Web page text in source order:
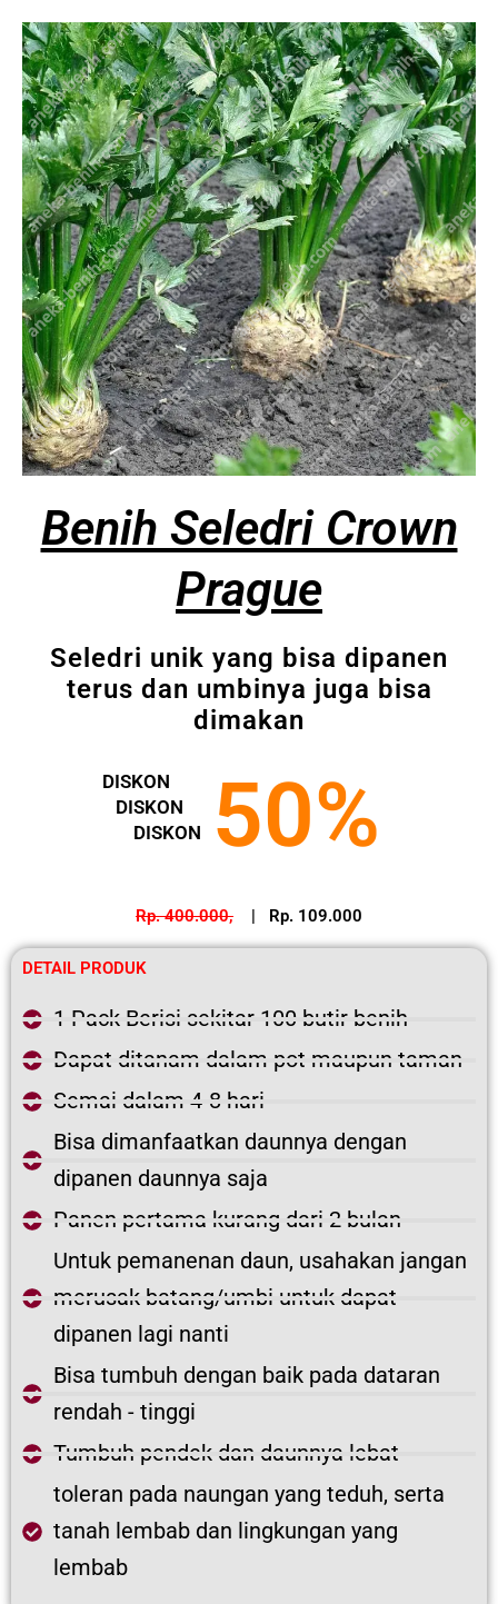
Benih Seledri Crown
Prague
Seledri unik yang bisa dipanen
terus dan umbinya juga bisa
dimakan
DISKON
DISKON
DISKON
50%
Rp. 400.000, | Rp. 109.000
DETAIL PRODUK
1 Pack Berisi sekitar 100 butir benih
Dapat ditanam dalam pot maupun taman
Semai dalam 4-8 hari
Bisa dimanfaatkan daunnya dengan
dipanen daunnya saja
Panen pertama kurang dari 2 bulan
Untuk pemanenan daun, usahakan jangan
merusak batang/umbi untuk dapat
dipanen lagi nanti
Bisa tumbuh dengan baik pada dataran
rendah - tinggi
Tumbuh pendek dan daunnya lebat
toleran pada naungan yang teduh, serta
tanah lembab dan lingkungan yang
lembab